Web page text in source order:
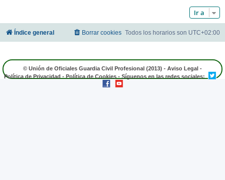
Ir a
Índice general Todos los horarios son UTC+02:00
Borrar cookies
© Unión de Oficiales Guardia Civil Profesional (2013) - Aviso Legal -
Política de Privacidad - Política de Cookies - Síguenos en las redes sociales: